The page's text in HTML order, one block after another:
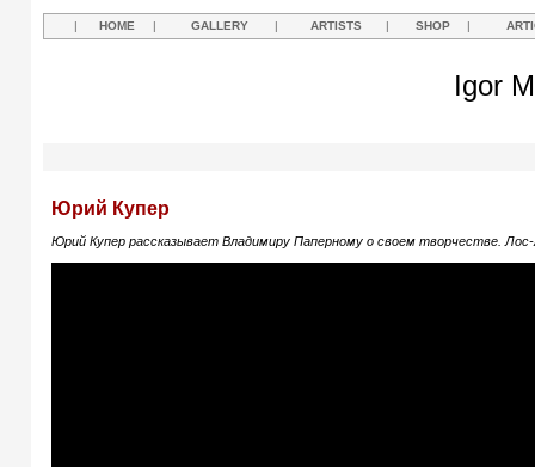
| HOME | GALLERY | ARTISTS | SHOP |
Igor
Юрий Купер
Юрий Купер рассказывает Владимиру Паперному о своем творчестве. Лос-